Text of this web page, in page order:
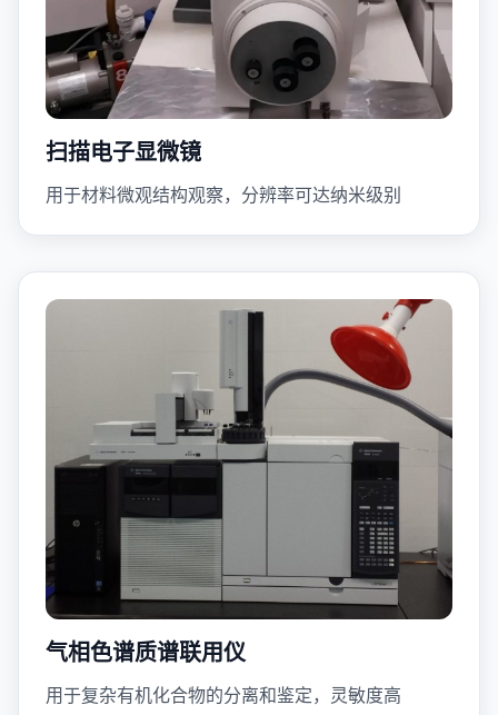
扫描电子显微镜
用于材料微观结构观察，分辨率可达纳米级别
气相色谱质谱联用仪
用于复杂有机化合物的分离和鉴定，灵敏度高